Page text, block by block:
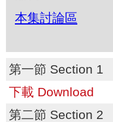
本集討論區
第一節 Section 1
下載 Download
第二節 Section 2